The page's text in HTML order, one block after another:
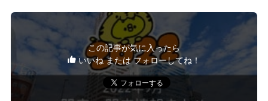
この記事が気に入ったら
いいね または フォローしてね！